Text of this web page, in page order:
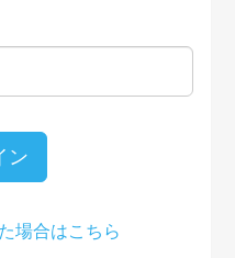
ン
場合はこちら